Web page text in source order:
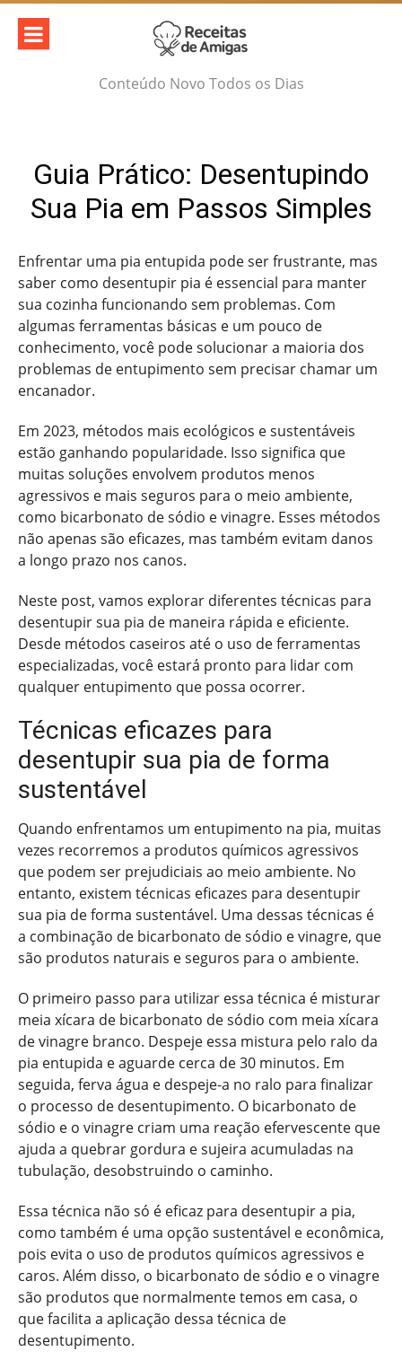
Skip
content
Conteúdo Novo Todos os Dias
Guia Prático: Desentupindo
Sua Pia em Passos Simples
Enfrentar uma pia entupida pode ser frustrante, mas
saber como desentupir pia é essencial para manter
sua cozinha funcionando sem problemas. Com
algumas ferramentas básicas e um pouco de
conhecimento, você pode solucionar a maioria dos
problemas de entupimento sem precisar chamar um
encanador.
Em 2023, métodos mais ecológicos e sustentáveis
estão ganhando popularidade. Isso significa que
muitas soluções envolvem produtos menos
agressivos e mais seguros para o meio ambiente,
como bicarbonato de sódio e vinagre. Esses métodos
não apenas são eficazes, mas também evitam danos
a longo prazo nos canos.
Neste post, vamos explorar diferentes técnicas para
desentupir sua pia de maneira rápida e eficiente.
Desde métodos caseiros até o uso de ferramentas
especializadas, você estará pronto para lidar com
qualquer entupimento que possa ocorrer.
Técnicas eficazes para
desentupir sua pia de forma
sustentável
Quando enfrentamos um entupimento na pia, muitas
vezes recorremos a produtos químicos agressivos
que podem ser prejudiciais ao meio ambiente. No
entanto, existem técnicas eficazes para desentupir
sua pia de forma sustentável. Uma dessas técnicas é
a combinação de bicarbonato de sódio e vinagre, que
são produtos naturais e seguros para o ambiente.
O primeiro passo para utilizar essa técnica é misturar
meia xícara de bicarbonato de sódio com meia xícara
de vinagre branco. Despeje essa mistura pelo ralo da
pia entupida e aguarde cerca de 30 minutos. Em
seguida, ferva água e despeje-a no ralo para finalizar
o processo de desentupimento. O bicarbonato de
sódio e o vinagre criam uma reação efervescente que
ajuda a quebrar gordura e sujeira acumuladas na
tubulação, desobstruindo o caminho.
Essa técnica não só é eficaz para desentupir a pia,
como também é uma opção sustentável e econômica,
pois evita o uso de produtos químicos agressivos e
caros. Além disso, o bicarbonato de sódio e o vinagre
são produtos que normalmente temos em casa, o
que facilita a aplicação dessa técnica de
desentupimento.